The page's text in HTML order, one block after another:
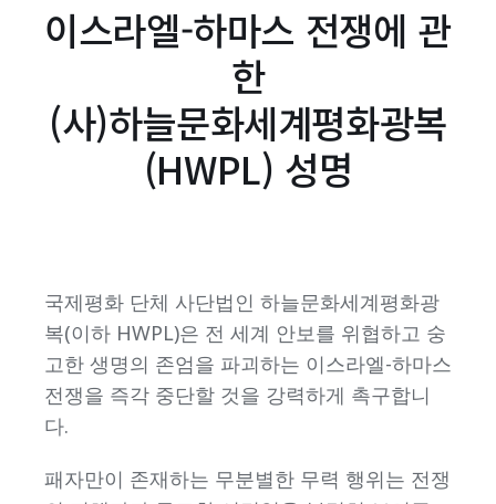
이스라엘-하마스 전쟁에 관
한
(사)하늘문화세계평화광복
(HWPL) 성명
국제평화 단체 사단법인 하늘문화세계평화광
복(이하 HWPL)은 전 세계 안보를 위협하고 숭
고한 생명의 존엄을 파괴하는 이스라엘-하마스
전쟁을 즉각 중단할 것을 강력하게 촉구합니
다.
패자만이 존재하는 무분별한 무력 행위는 전쟁